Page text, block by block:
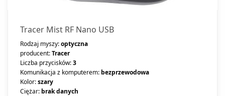
Tracer Mist RF Nano USB
Rodzaj myszy:optyczna
producent:Tracer
Liczba przycisków:3
Komunikacja z komputerem: bezprzewodowa
Kolor:szary
Ciężar: brak danych